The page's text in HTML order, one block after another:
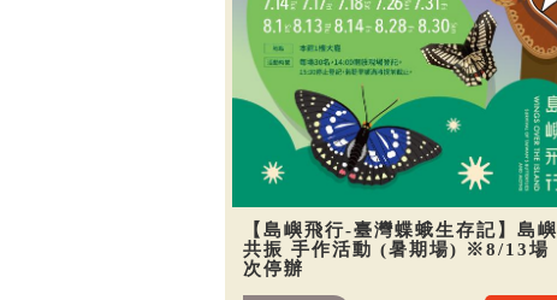
【島嶼飛行-臺灣蝶蛾生存記】島嶼
共振 手作活動 (暑期場) ※8/13場
次停辦